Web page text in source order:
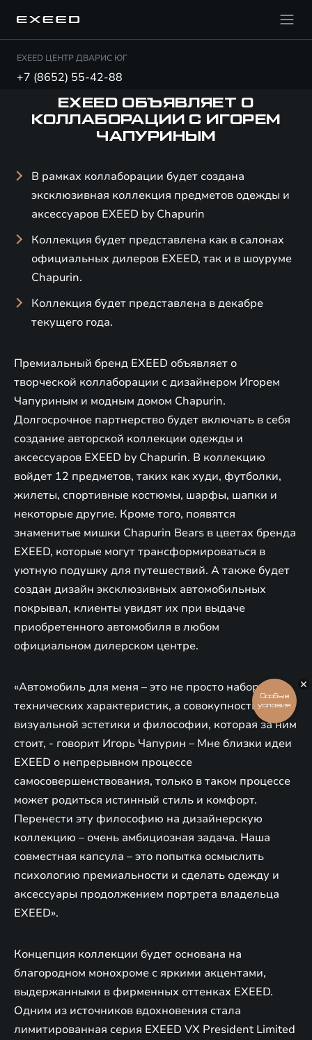
EXEED ЦЕНТР ДВАРИС ЮГ
+7 (8652) 55-42-88
EXEED ОБЪЯВЛЯЕТ О
КОЛЛАБОРАЦИИ С ИГОРЕМ
ЧАПУРИНЫМ
В рамках коллаборации будет создана
эксклюзивная коллекция предметов одежды и
аксессуаров EXEED by Chapurin
Коллекция будет представлена как в салонах
официальных дилеров EXEED, так и в шоуруме
Chapurin.
Коллекция будет представлена в декабре
текущего года.
Премиальный бренд EXEED объявляет о
творческой коллаборации с дизайнером Игорем
Чапуриным и модным домом Chapurin.
Долгосрочное партнерство будет включать в себя
создание авторской коллекции одежды и
аксессуаров EXEED by Chapurin. В коллекцию
войдет 12 предметов, таких как худи, футболки,
жилеты, спортивные костюмы, шарфы, шапки и
некоторые другие. Кроме того, появятся
знаменитые мишки Chapurin Bears в цветах бренда
EXEED, которые могут трансформироваться в
уютную подушку для путешествий. А также будет
создан дизайн эксклюзивных автомобильных
покрывал, клиенты увидят их при выдаче
приобретенного автомобиля в любом
официальном дилерском центре.
«Автомобиль для меня – это не просто набор
технических характеристик, а совокупность
визуальной эстетики и философии, которая за ним
стоит, - говорит Игорь Чапурин – Мне близки идеи
EXEED о непрерывном процессе
самосовершенствования, только в таком процессе
может родиться истинный стиль и комфорт.
Перенести эту философию на дизайнерскую
коллекцию – очень амбициозная задача. Наша
совместная капсула – это попытка осмыслить
психологию премиальности и сделать одежду и
аксессуары продолжением портрета владельца
EXEED».
Концепция коллекции будет основана на
благородном монохроме с яркими акцентами,
выдержанными в фирменных оттенках EXEED.
Одним из источников вдохновения стала
лимитированная серия EXEED VX President Limited
Особые
условия